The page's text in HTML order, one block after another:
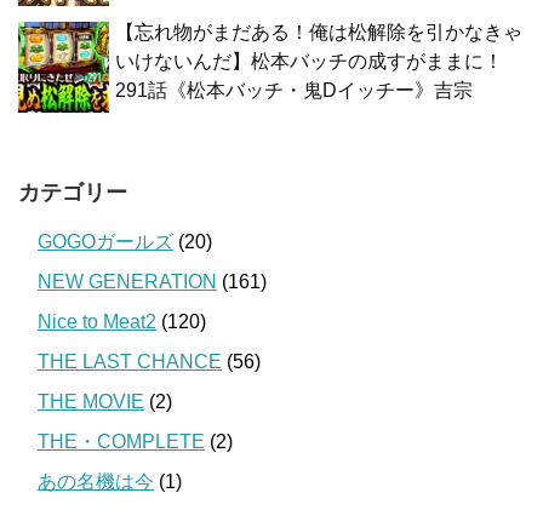
【忘れ物がまだある！俺は松解除を引かなきゃ
いけないんだ】松本バッチの成すがままに！
291話《松本バッチ・鬼Dイッチー》吉宗
カテゴリー
GOGOガールズ (20)
NEW GENERATION (161)
Nice to Meat2 (120)
THE LAST CHANCE (56)
THE MOVIE (2)
THE・COMPLETE (2)
あの名機は今 (1)